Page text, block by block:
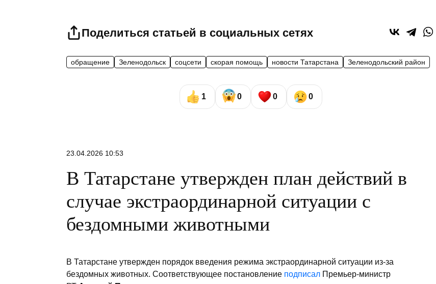
Поделиться статьей в социальных сетях
обращение Зеленодольск соцсети скорая помощь новости Татарстана Зеленодольский район
1 0 0 0
23.04.2026 10:53
В Татарстане утвержден план действий в
случае экстраординарной ситуации с
бездомными животными
В Татарстане утвержден порядок введения режима экстраординарной ситуации из-за
бездомных животных. Соответствующее постановление подписал Премьер-министр